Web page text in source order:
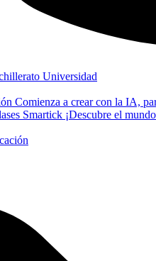
Universidad
Comienza a crear con la IA,
Smartick ¡Descubre el